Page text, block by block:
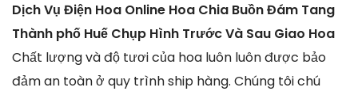
Dịch Vụ Điện Hoa Online Hoa Chia Buồn Đám Tang
Thành phố Huế Chụp Hình Trước Và Sau Giao Hoa
Chất lượng và độ tươi của hoa luôn luôn được bảo
đảm an toàn ở quy trình ship hàng. Chúng tôi chú